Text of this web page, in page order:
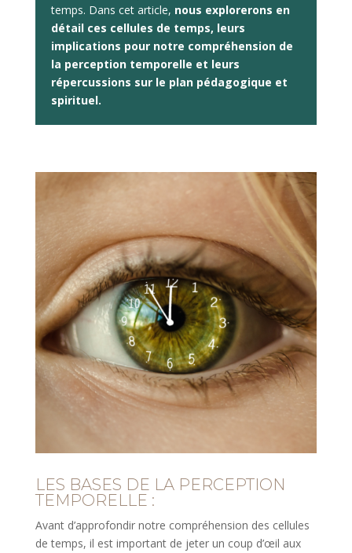
temps. Dans cet article, nous explorerons en
détail ces cellules de temps, leurs
implications pour notre compréhension de
la perception temporelle et leurs
répercussions sur le plan pédagogique et
spirituel.
LES BASES DE LA PERCEPTION
TEMPORELLE :
Avant d’approfondir notre compréhension des cellules
de temps, il est important de jeter un coup d’œil aux